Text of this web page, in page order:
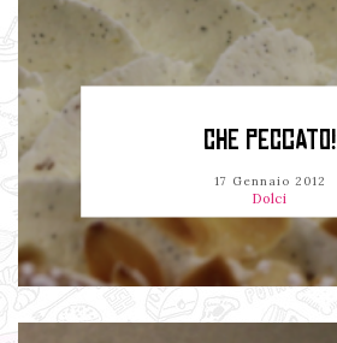
CHE PECCATO!
17 Gennaio 2012
Dolci